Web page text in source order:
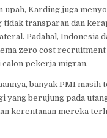
upah, Karding juga
transparan dan
Padahal, Indonesia
zero cost
calon pekerja migran.
banyak PMI masih
yang berujung pada
kerentanan mereka